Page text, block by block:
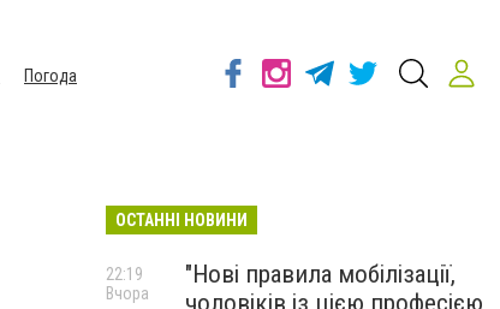
Погода
ОСТАННІ НОВИНИ
"Нові правила мобілізації,
чоловіків із цією професією
22:19
Вчора